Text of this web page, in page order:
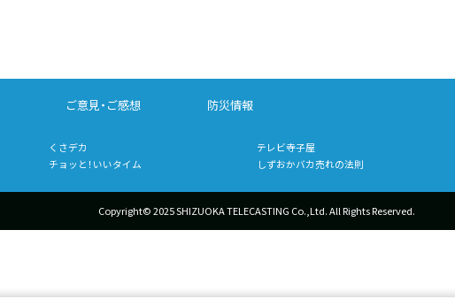
ご意見・ご感想
防災情報
くさデカ テレビ寺子屋
チョッと！いいタイム しずおかバカ売れの法則
Copyright© 2025 SHIZUOKA TELECASTING Co.,Ltd.All Rights Reserved.